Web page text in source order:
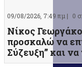
09/08/2026, 7:49 πμ | 0
Νίκος
προσκαλώ να
Σύζευξη” και